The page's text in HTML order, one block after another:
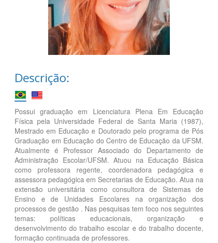
Descrição:
Possui graduação em Licenciatura Plena Em Educação
Física pela Universidade Federal de Santa Maria (1987),
Mestrado em Educação e Doutorado pelo programa de Pós
Graduação em Educação do Centro de Educação da UFSM.
Atualmente é Professor Associado do Departamento de
Administração Escolar/UFSM. Atuou na Educação Básica
como professora regente, coordenadora pedagógica e
assessora pedagógica em Secretarias de Educação. Atua na
extensão universitária como consultora de Sistemas de
Ensino e de Unidades Escolares na organização dos
processos de gestão . Nas pesquisas tem foco nos seguintes
temas: políticas educacionais, organização e
desenvolvimento do trabalho escolar e do trabalho docente,
formação continuada de professores.